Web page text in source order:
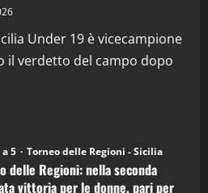
in Podcast: 26^ Puntata
2026Under 19 è vicecampione
il verdetto del campo dopo
5 Torneo delle Regioni - Sicilia
delle Regioni: nella seconda
vittoria per le donne, pari per